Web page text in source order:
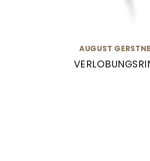
AUGUST